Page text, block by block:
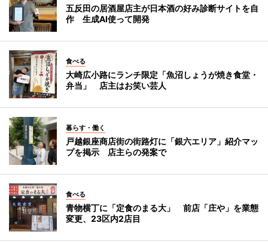
五反田の居酒屋店主が日本酒の好み診断サイトを自
作 生成AI使って開発
食べる
大崎広小路にランチ限定「魚沼しょうが焼き食堂・
弁当」 店主はお笑い芸人
暮らす・働く
戸越銀座商店街の街路灯に「銀六エリア」紹介マッ
プを掲示 店主らの発案で
食べる
青物横丁に「定食のまる大」 前店「庄や」を業態
変更、23区内2店目